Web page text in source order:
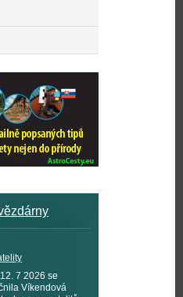
7 2026 se
Víkendová